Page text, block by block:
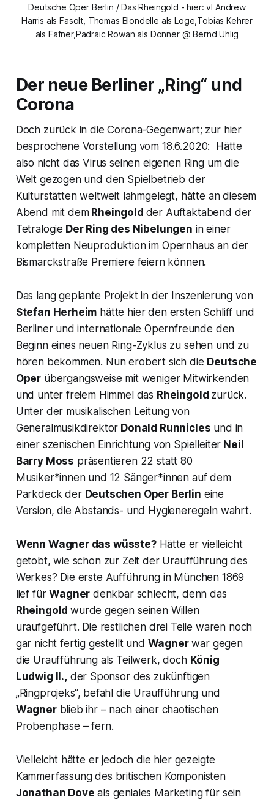
Deutsche Oper Berlin / Das Rheingold - hier: vl Andrew
Harris als Fasolt, Thomas Blondelle als Loge,Tobias Kehrer
als Fafner,Padraic Rowan als Donner @ Bernd Uhlig
Der neue Berliner „Ring“ und
Corona
Doch zurück in die Corona-Gegenwart; zur hier
besprochene Vorstellung vom 18.6.2020: Hätte
also nicht das Virus seinen eigenen Ring um die
Welt gezogen und den Spielbetrieb der
Kulturstätten weltweit lahmgelegt, hätte an diesem
Abend mit demRheingold der Auftaktabend der
Tetralogie Der Ring des Nibelungen in einer
kompletten Neuproduktion im Opernhaus an der
Bismarckstraße Premiere feiern können.
Das lang geplante Projekt in der Inszenierung von
Stefan Herheim hätte hier den ersten Schliff und
Berliner und internationale Opernfreunde den
Beginn eines neuen Ring-Zyklus zu sehen und zu
hören bekommen. Nun erobert sich die Deutsche
Oper übergangsweise mit weniger Mitwirkenden
und unter freiem Himmel das Rheingold zurück.
Unter der musikalischen Leitung von
Generalmusikdirektor Donald Runnicles und in
einer szenischen Einrichtung von Spielleiter Neil
Barry Moss präsentieren 22 statt 80
Musiker*innen und 12 Sänger*innen auf dem
Parkdeck der Deutschen Oper Berlin eine
Version, die Abstands- und Hygieneregeln wahrt.
Wenn Wagner das wüsste?Hätte er vielleicht
getobt, wie schon zur Zeit der Uraufführung des
Werkes? Die erste Aufführung in München 1869
lief fürWagner denkbar schlecht, denn das
Rheingoldwurde gegen seinen Willen
uraufgeführt. Die restlichen drei Teile waren noch
gar nicht fertig gestellt und Wagnerwar gegen
die Uraufführung als Teilwerk, doch König
Ludwig II.,der Sponsor des zukünftigen
„Ringprojeks“, befahl die Uraufführung und
Wagnerblieb ihr – nach einer chaotischen
Probenphase – fern.
Vielleicht hätte er jedoch die hier gezeigte
Kammerfassung des britischen Komponisten
Jonathan Dove als geniales Marketing für sein